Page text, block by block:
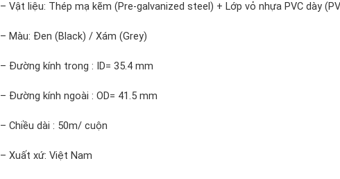
– Vật liệu: Thép mạ kẽm (Pre-galvanized steel) + Lớp vỏ nhựa PVC dày
– Màu: Đen (Black) / Xám (Grey)
– Đường kính trong : ID= 35.4 mm
– Đường kính ngoài : OD= 41.5 mm
– Chiều dài : 50m/ cuộn
– Xuất xứ: Việt Nam